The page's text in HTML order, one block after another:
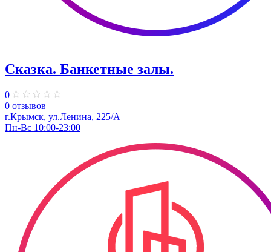
Сказка. Банкетные залы.
0
0 отзывов
г.Крымск, ул.Ленина, 225/А
Пн-Вс 10:00-23:00